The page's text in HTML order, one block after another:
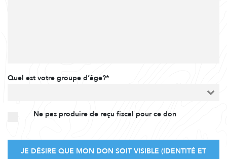
Quel est votre groupe d’âge?*
Ne pas produire de reçu fiscal pour ce don
JE DÉSIRE QUE MON DON SOIT VISIBLE (IDENTITÉ ET